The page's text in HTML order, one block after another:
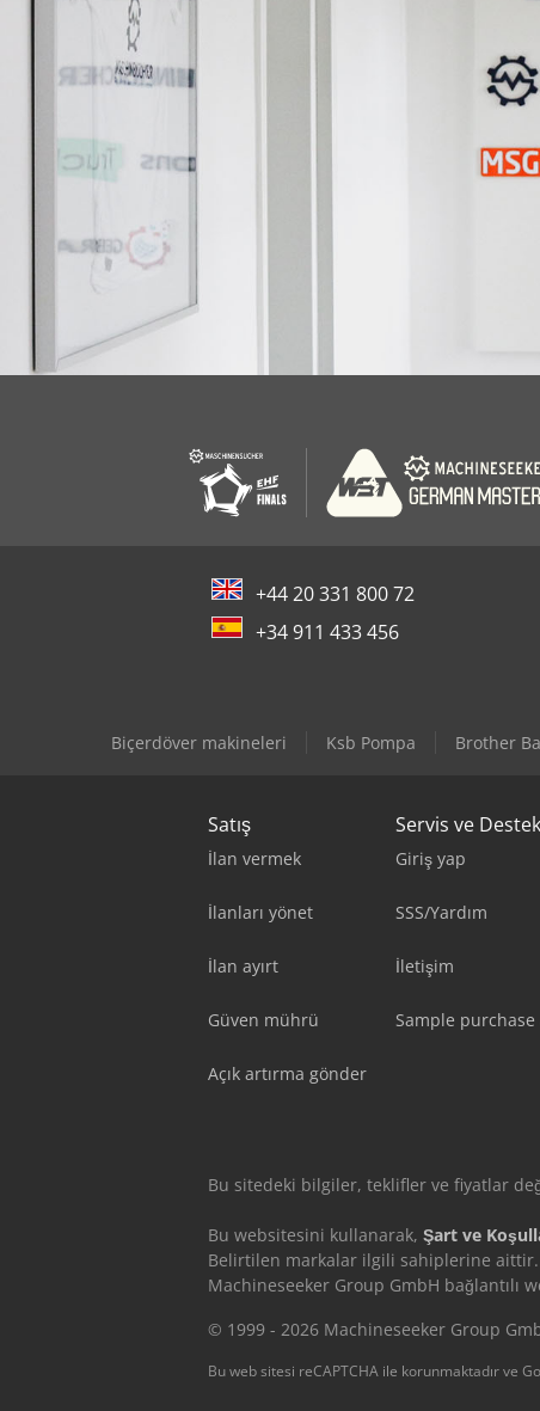
+44 20 331 800 72
+34 911 433 456
Biçerdöver makineleri Ksb Pompa Brother
Satış
İlan vermek
İlanları yönet
İlan ayırt
Güven mührü
Açık artırma gönder
Servis ve Destek
Giriş yap
SSS/Yardım
İletişim
Sample
Bu sitedeki bilgiler, teklifler ve fiyatlar
Bu websitesini kullanarak, Şart ve
Belirtilen markalar ilgili sahiplerine aittir.
Machineseeker Group GmbH
© 1999 - 2026 Machineseeker Group
Bu web sitesi reCAPTCHA ile korunmaktadır ve